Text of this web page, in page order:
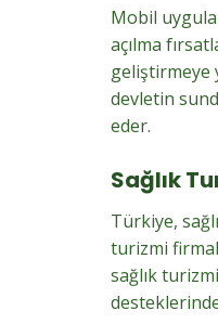
Mobil
açılma
geliştirmeye
devletin
eder.
Sağlık
Türkiye,
turizmi
sağlık